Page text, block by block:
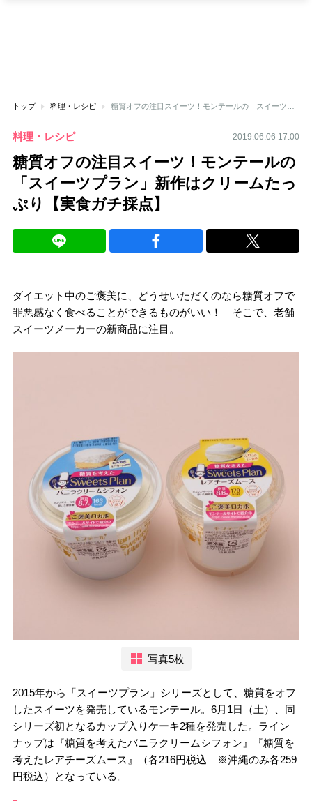
トップ 料理・レシピ
料理・レシピ 2019.06.06 17:00
糖質オフの注目スイーツ！モンテールの
「スイーツプラン」新作はクリームたっ
ぷり【実食ガチ採点】
ダイエット中のご褒美に、どうせいただくのなら糖質オフで
罪悪感なく食べることができるものがいい！ そこで、老舗
スイーツメーカーの新商品に注目。
写真5枚
2015年から「スイーツプラン」シリーズとして、糖質をオフ
したスイーツを発売しているモンテール。6月1日（土）、同
シリーズ初となるカップ入りケーキ2種を発売した。ライン
ナップは『糖質を考えたバニラクリームシフォン』『糖質を
考えたレアチーズムース』（各216円税込 ※沖縄のみ各259
円税込）となっている。